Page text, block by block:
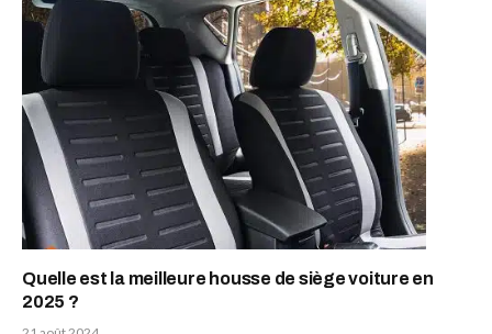
Quelle est la meilleure housse de siège voiture en
2025 ?